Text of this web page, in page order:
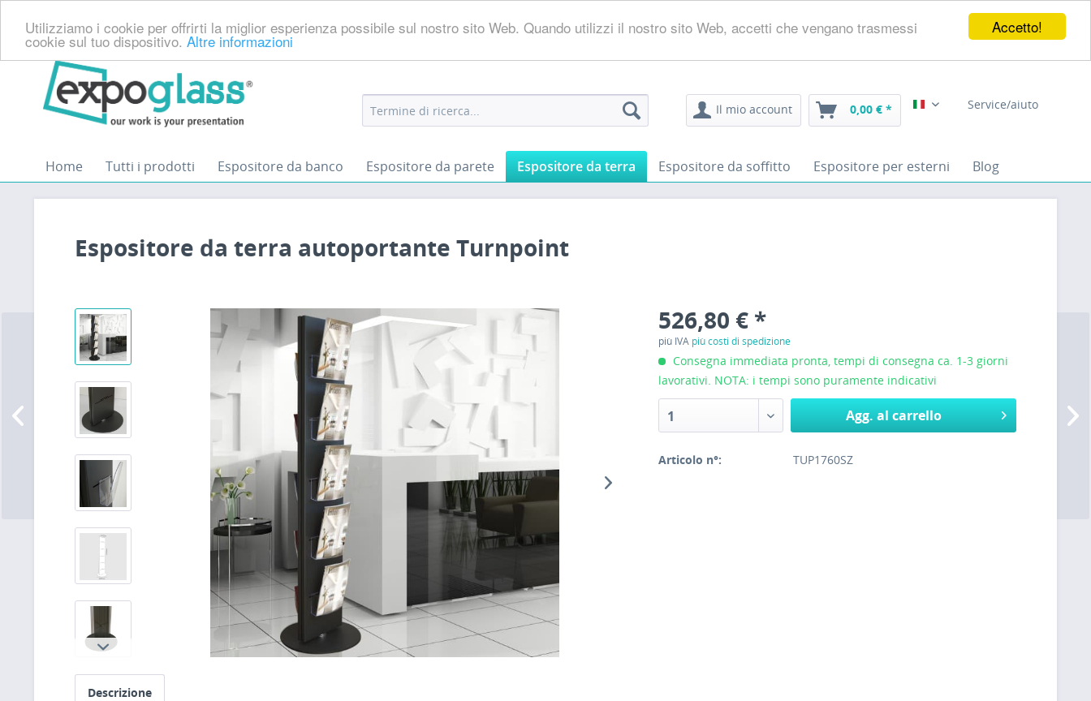
Accetto!
Utilizziamo i cookie per offrirti la miglior esperienza possibile sul nostro sito Web. Quando utilizzi il nostro sito Web, accetti che vengano trasmessi
cookie sul tuo dispositivo. Altre informazioni
Il mio account 0,00 € * Italiano Service/aiuto
Home Tutti i prodotti Espositore da banco Espositore da parete Espositore da terra Espositore da soffitto Espositore per esterni Blog
Espositore da terra autoportante Turnpoint
526,80 € *
più IVA più costi di spedizione
Consegna immediata pronta, tempi di consegna ca. 1-3 giorni
lavorativi. NOTA: i tempi sono puramente indicativi
1 Agg. al carrello
Articolo n°: TUP1760SZ
Descrizione